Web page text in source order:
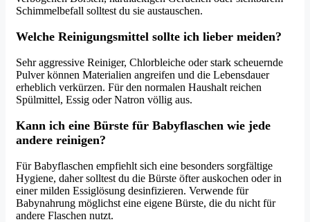
Schimmelbefall solltest du sie austauschen.
Welche Reinigungsmittel sollte ich lieber meiden?
Sehr aggressive Reiniger, Chlorbleiche oder stark scheuernde
Pulver können Materialien angreifen und die Lebensdauer
erheblich verkürzen. Für den normalen Haushalt reichen
Spülmittel, Essig oder Natron völlig aus.
Kann ich eine Bürste für Babyflaschen wie jede
andere reinigen?
Für Babyflaschen empfiehlt sich eine besonders sorgfältige
Hygiene, daher solltest du die Bürste öfter auskochen oder in
einer milden Essiglösung desinfizieren. Verwende für
Babynahrung möglichst eine eigene Bürste, die du nicht für
andere Flaschen nutzt.